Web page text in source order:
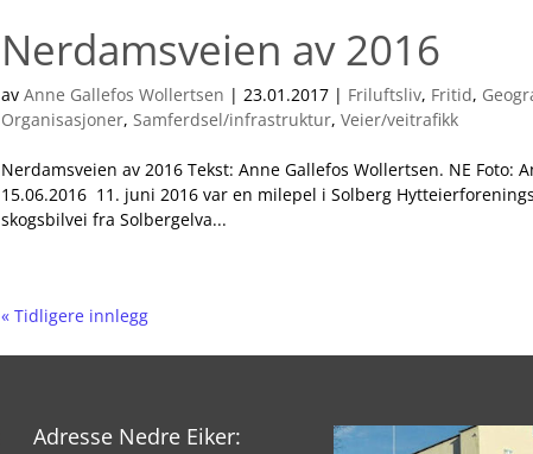
Nerdamsveien av 2016
avAnne Gallefos Wollertsen |23.01.2017 | Friluftsliv, Fritid,
Organisasjoner,Samferdsel/infrastruktur,Veier/veitrafikk
Nerdamsveien av 2016 Tekst: Anne Gallefos Wollertsen. NE Foto:
15.06.2016 11. juni 2016 var en milepel i Solberg
skogsbilvei fra Solbergelva...
« Tidligere innlegg
Adresse Nedre Eiker: